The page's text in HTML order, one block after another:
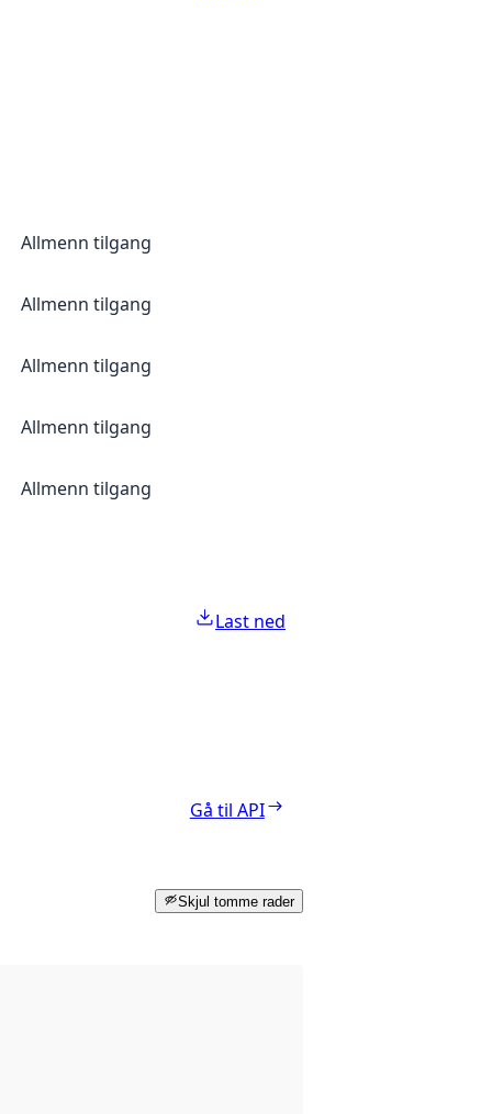
Allmenn tilgang
Allmenn tilgang
Allmenn tilgang
Allmenn tilgang
Allmenn tilgang
Last ned
Gå til API
Skjul tomme rader